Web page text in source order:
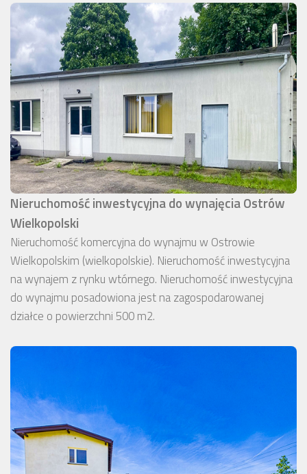
Nieruchomość inwestycyjna do wynajęcia Ostrów
Wielkopolski
Nieruchomość komercyjna do wynajmu w Ostrowie
Wielkopolskim (wielkopolskie). Nieruchomość inwestycyjna
na wynajem z rynku wtórnego. Nieruchomość inwestycyjna
do wynajmu posadowiona jest na zagospodarowanej
działce o powierzchni 500 m2.